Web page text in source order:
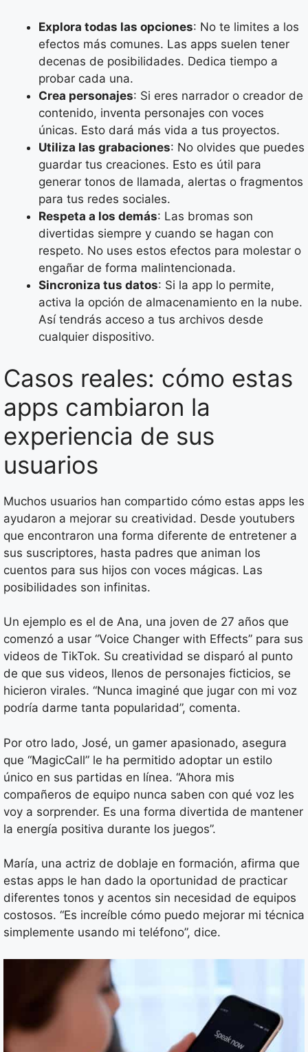
Explora todas las opciones: No te limites a los
efectos más comunes. Las apps suelen tener
decenas de posibilidades. Dedica tiempo a
probar cada una.
Crea personajes: Si eres narrador o creador de
contenido, inventa personajes con voces
únicas. Esto dará más vida a tus proyectos.
Utiliza las grabaciones: No olvides que puedes
guardar tus creaciones. Esto es útil para
generar tonos de llamada, alertas o fragmentos
para tus redes sociales.
Respeta a los demás: Las bromas son
divertidas siempre y cuando se hagan con
respeto. No uses estos efectos para molestar o
engañar de forma malintencionada.
Sincroniza tus datos: Si la app lo permite,
activa la opción de almacenamiento en la nube.
Así tendrás acceso a tus archivos desde
cualquier dispositivo.
Casos reales: cómo estas
apps cambiaron la
experiencia de sus
usuarios
Muchos usuarios han compartido cómo estas apps les
ayudaron a mejorar su creatividad. Desde youtubers
que encontraron una forma diferente de entretener a
sus suscriptores, hasta padres que animan los
cuentos para sus hijos con voces mágicas. Las
posibilidades son infinitas.
Un ejemplo es el de Ana, una joven de 27 años que
comenzó a usar “Voice Changer with Effects” para sus
videos de TikTok. Su creatividad se disparó al punto
de que sus videos, llenos de personajes ficticios, se
hicieron virales. “Nunca imaginé que jugar con mi voz
podría darme tanta popularidad”, comenta.
Por otro lado, José, un gamer apasionado, asegura
que “MagicCall” le ha permitido adoptar un estilo
único en sus partidas en línea. “Ahora mis
compañeros de equipo nunca saben con qué voz les
voy a sorprender. Es una forma divertida de mantener
la energía positiva durante los juegos”.
María, una actriz de doblaje en formación, afirma que
estas apps le han dado la oportunidad de practicar
diferentes tonos y acentos sin necesidad de equipos
costosos. “Es increíble cómo puedo mejorar mi técnica
simplemente usando mi teléfono”, dice.